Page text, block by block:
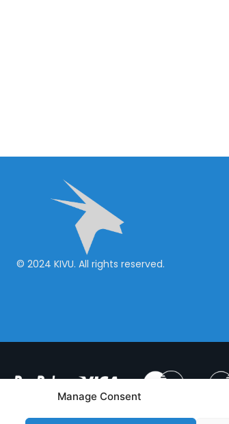
Manage Consent
© 2024 KIVU. All rights reserved.